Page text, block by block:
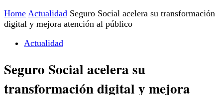
Home Actualidad Seguro Social acelera su transformación
digital y mejora atención al público
Actualidad
Seguro Social acelera su
transformación digital y mejora